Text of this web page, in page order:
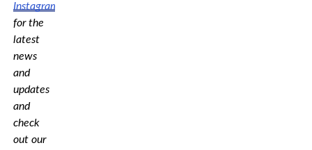
Instagram
for the
latest
news
and
updates
and
check
out our